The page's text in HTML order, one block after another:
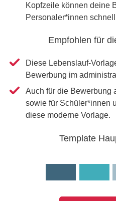
Kopfzeile können deine
Personaler*innen
Empfohlen für
Diese Lebenslauf-
Bewerbung im
Auch für die Bewerbung
sowie für Schüler*innen
diese moderne Vorlage.
Template